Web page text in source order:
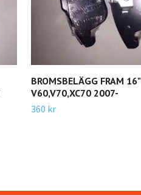
BROMSBELÄGG FRAM 16"
V60,V70,XC70 2007-
360 kr